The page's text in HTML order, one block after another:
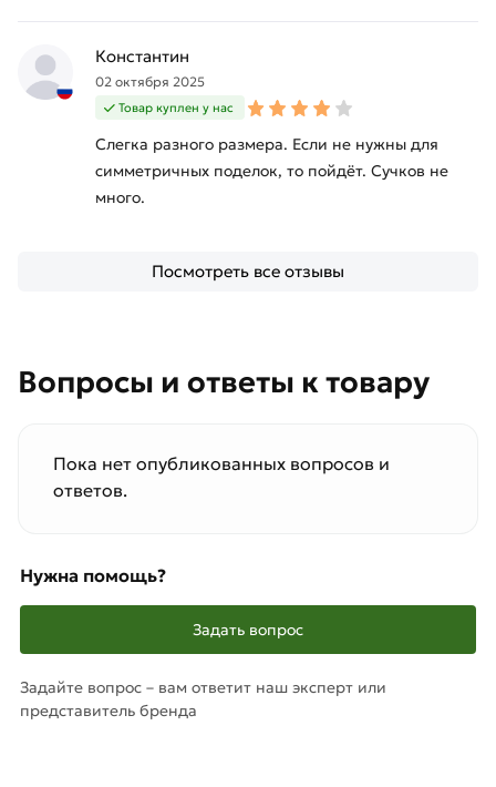
Константин
02 октября 2025
Товар куплен у нас
Слегка разного размера. Если не нужны для
симметричных поделок, то пойдёт. Сучков не
много.
Посмотреть все отзывы
Вопросы и ответы к товару
Пока нет опубликованных вопросов и
ответов.
Нужна помощь?
Задать вопрос
Задайте вопрос – вам ответит наш эксперт или
представитель бренда